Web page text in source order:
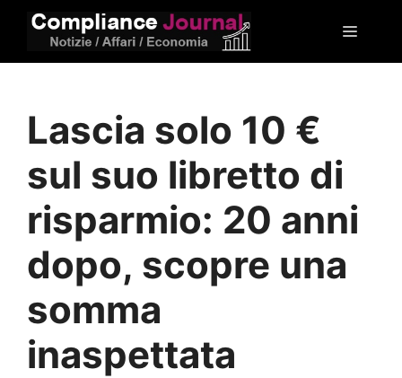
Menu
Lascia solo 10 €
sul suo libretto di
risparmio: 20 anni
dopo, scopre una
somma
inaspettata